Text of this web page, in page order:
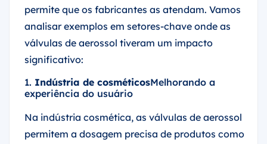
permite que os fabricantes as atendam. Vamos
analisar exemplos em setores-chave onde as
válvulas de aerossol tiveram um impacto
significativo:
1. Indústria de cosméticosMelhorando a
experiência do usuário
Na indústria cosmética, as válvulas de aerossol
permitem a dosagem precisa de produtos como